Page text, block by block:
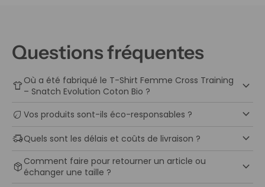
Questions fréquentes
apparelOù a été fabriqué le T-Shirt Femme Cross Training
– Snatch Evolution Coton Bio ?
keyboard_arrow_down
eco Vos produits sont-ils éco-responsables ? keyboard_arrow_down
delivery_truck_speedQuels sont les délais et coûts de livraison ? keyboard_arrow_down
package_2 Comment faire pour retourner un article ou
échanger une taille ?
keyboard_arrow_down